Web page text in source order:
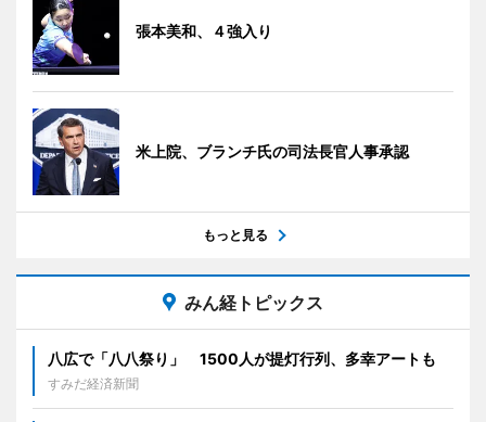
張本美和、４強入り
米上院、ブランチ氏の司法長官人事承認
もっと見る
みん経トピックス
八広で「八八祭り」 1500人が提灯行列、多幸アートも
すみだ経済新聞